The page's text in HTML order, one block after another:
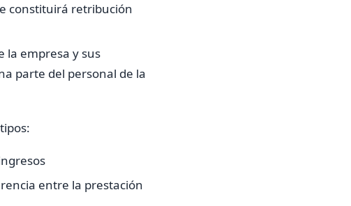
constituirá retribución
la empresa y sus
parte del personal de la
entre la prestación